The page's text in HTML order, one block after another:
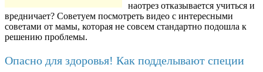
наотрез отказывается учиться и
вредничает? Советуем посмотреть видео с интересными
советами от мамы, которая не совсем стандартно подошла к
решению проблемы.
Опасно для здоровья! Как подделывают специи